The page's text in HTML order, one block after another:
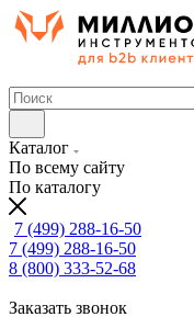
Каталог
По всему сайту
По каталогу
7 (499) 288-16-50
7 (499) 288-16-50
8 (800) 333-52-68
Заказать звонок